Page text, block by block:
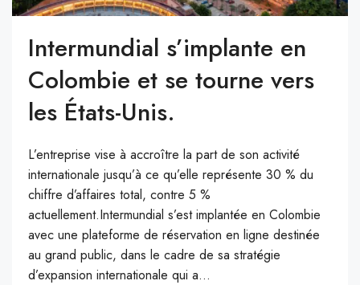
Intermundial s’implante en
Colombie et se tourne vers
les États-Unis.
L’entreprise vise à accroître la part de son activité
internationale jusqu’à ce qu’elle représente 30 % du
chiffre d’affaires total, contre 5 %
actuellement.Intermundial s’est implantée en Colombie
avec une plateforme de réservation en ligne destinée
au grand public, dans le cadre de sa stratégie
d’expansion internationale qui a...